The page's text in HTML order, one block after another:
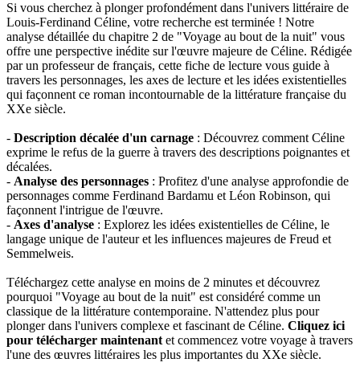
Si vous cherchez à plonger profondément dans l'univers littéraire de
Louis-Ferdinand Céline, votre recherche est terminée ! Notre
analyse détaillée du chapitre 2 de "Voyage au bout de la nuit" vous
offre une perspective inédite sur l'œuvre majeure de Céline. Rédigée
par un professeur de français, cette fiche de lecture vous guide à
travers les personnages, les axes de lecture et les idées existentielles
qui façonnent ce roman incontournable de la littérature française du
XXe siècle.
- Description décalée d'un carnage : Découvrez comment Céline
exprime le refus de la guerre à travers des descriptions poignantes et
décalées.
- Analyse des personnages : Profitez d'une analyse approfondie de
personnages comme Ferdinand Bardamu et Léon Robinson, qui
façonnent l'intrigue de l'œuvre.
- Axes d'analyse : Explorez les idées existentielles de Céline, le
langage unique de l'auteur et les influences majeures de Freud et
Semmelweis.
Téléchargez cette analyse en moins de 2 minutes et découvrez
pourquoi "Voyage au bout de la nuit" est considéré comme un
classique de la littérature contemporaine. N'attendez plus pour
plonger dans l'univers complexe et fascinant de Céline. Cliquez ici
pour télécharger maintenant et commencez votre voyage à travers
l'une des œuvres littéraires les plus importantes du XXe siècle.